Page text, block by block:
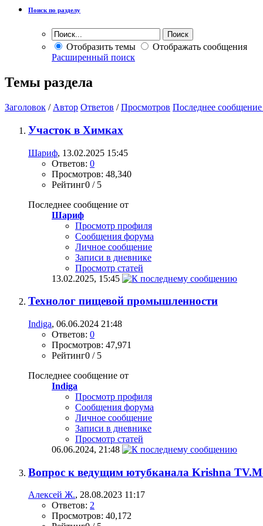
Поиск по разделу
Отобразить темы
Отображать сообщения
Расширенный поиск
Темы раздела
Заголовок / Автор Ответов /Просмотров Последнее сообщение
Участок в Химках
Шариф, 13.02.2025 15:45
Ответов: 0
Просмотров: 48,340
Рейтинг0 / 5
Последнее сообщение от
Шариф
Просмотр профиля
Сообщения форума
Личное сообщение
Записи в дневнике
Просмотр статей
13.02.2025, 15:45
Технолог пищевой промышленности
Indiga, 06.06.2024 21:48
Ответов: 0
Просмотров: 47,971
Рейтинг0 / 5
Последнее сообщение от
Indiga
Просмотр профиля
Сообщения форума
Личное сообщение
Записи в дневнике
Просмотр статей
06.06.2024, 21:48
Вопрос к ведущим ютубканала Krishna
Алексей Ж., 28.08.2023 11:17
Ответов: 2
Просмотров: 40,172